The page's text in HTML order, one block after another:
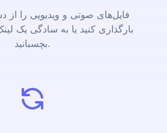
فایل‌های صوتی و ویدیویی را از
بارگذاری کنید یا به سادگی یک
بچسبانید.